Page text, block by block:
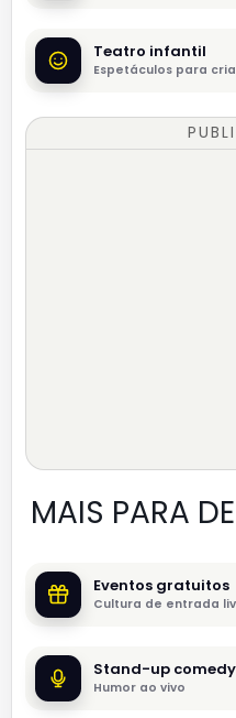
Teatro infantil
Espetáculos para
MAIS PARA
Eventos gratuitos
Cultura de entrada
Stand-up comedy
Humor ao vivo